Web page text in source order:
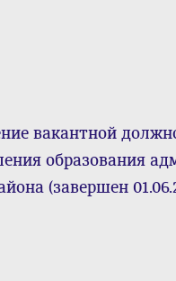
вакантной
образования
(завершен